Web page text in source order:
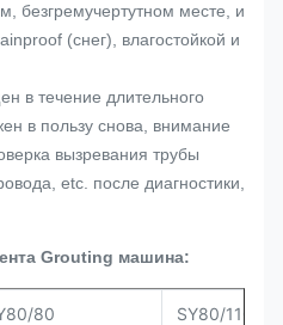
безгремучертутном месте, и
(снег), влагостойкой и
в течение длительного
в пользу снова, внимание
вызревания трубы
etc. после диагностики,
Grouting машина:
80 SY80/110